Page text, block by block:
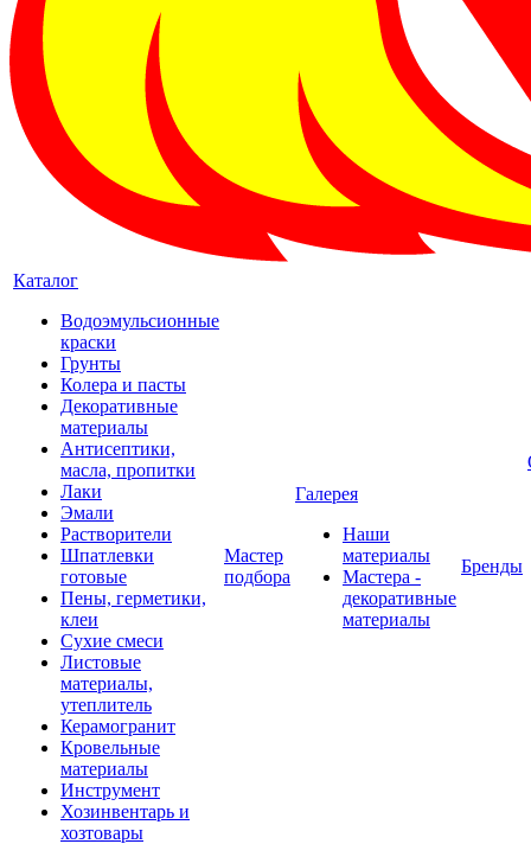
Каталог
Водоэмульсионные
краски
Грунты
Колера и пасты
Декоративные
материалы
Антисептики,
масла, пропитки
Лаки
Эмали
Растворители
Шпатлевки
готовые
Пены, герметики,
клеи
Сухие смеси
Листовые
материалы,
утеплитель
Керамогранит
Кровельные
материалы
Инструмент
Хозинвентарь и
хозтовары
Мастер
подбора
Галерея
Наши
материалы
Мастера -
декоративные
материалы
Бренды